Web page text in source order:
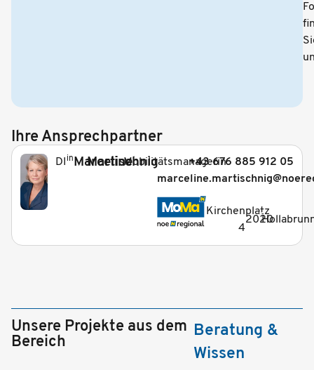
Ihre Ansprechpartner
DIinMarceline
MartischnigMobilitätsmanagerin+43 676 885 912 05
Kirchenplatz
4
2020
_
Unsere Projekte aus dem
Bereich
Beratung &
Wissen